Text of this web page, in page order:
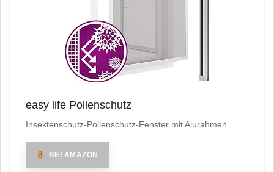
easy life Pollenschutz
Insektenschutz-Pollenschutz-Fenster mit Alurahmen
BEI AMAZON